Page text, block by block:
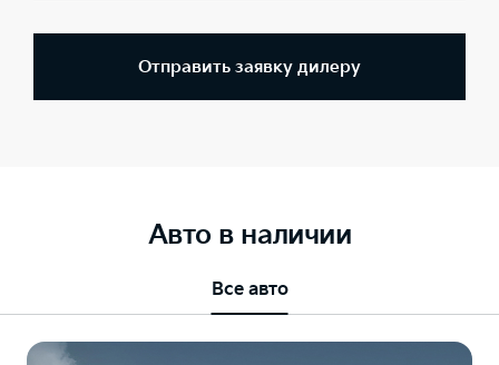
Отправить заявку дилеру
Авто в наличии
Все авто